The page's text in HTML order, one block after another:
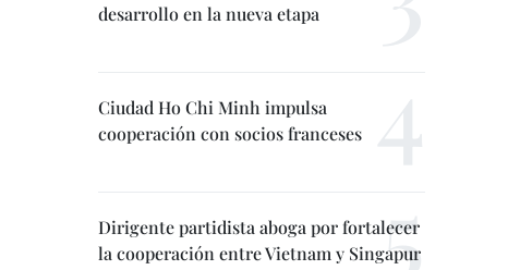
desarrollo en la nueva etapa
Ciudad Ho Chi Minh impulsa
cooperación con socios franceses
Dirigente partidista aboga por fortalecer
la cooperación entre Vietnam y Singapur